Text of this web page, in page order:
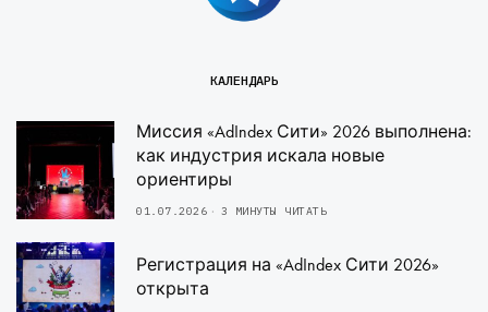
КАЛЕНДАРЬ
Миссия «AdIndex Сити» 2026 выполнена:
как индустрия искала новые
ориентиры
01.07.2026 3 МИНУТЫ ЧИТАТЬ
Регистрация на «AdIndex Сити 2026»
открыта